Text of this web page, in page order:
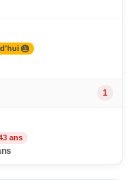
🎂
1
ans